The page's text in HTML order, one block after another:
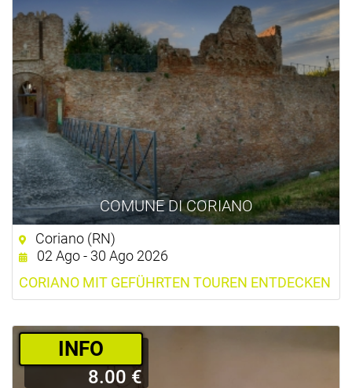
COMUNE DI CORIANO
Coriano (RN)
02 Ago - 30 Ago 2026
CORIANO MIT GEFÜHRTEN TOUREN ENTDECKEN
­INFO
8.00 €